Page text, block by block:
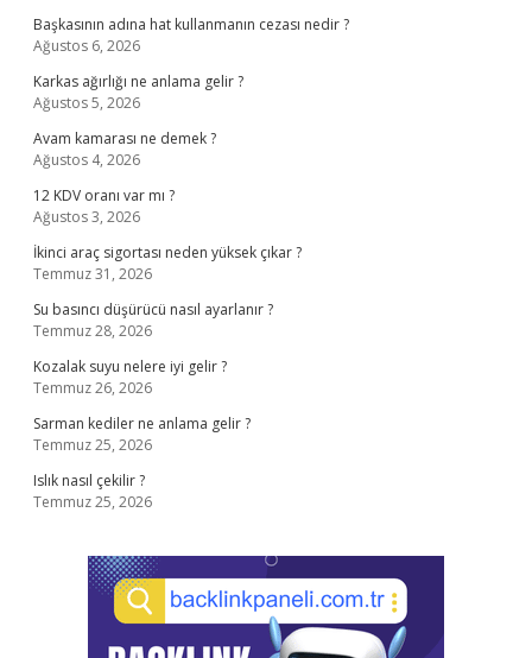
Başkasının adına hat kullanmanın cezası nedir ?
Ağustos 6, 2026
Karkas ağırlığı ne anlama gelir ?
Ağustos 5, 2026
Avam kamarası ne demek ?
Ağustos 4, 2026
12 KDV oranı var mı ?
Ağustos 3, 2026
İkinci araç sigortası neden yüksek çıkar ?
Temmuz 31, 2026
Su basıncı düşürücü nasıl ayarlanır ?
Temmuz 28, 2026
Kozalak suyu nelere iyi gelir ?
Temmuz 26, 2026
Sarman kediler ne anlama gelir ?
Temmuz 25, 2026
Islık nasıl çekilir ?
Temmuz 25, 2026